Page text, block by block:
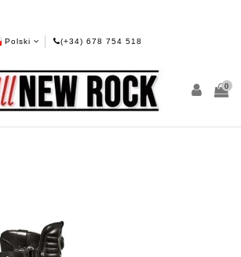
Polski (+34) 678 754 518
0